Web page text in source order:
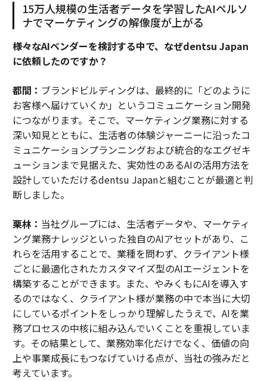
15万人規模の生活者データを学習したAIペルソ
ナでマーケティングの解像度が上がる
――様々なAIベンダーを検討する中で、なぜdentsu Japan
に依頼したのですか？
都間： ブランドビルディングは、最終的に「どのように
お客様へ届けていくか」というコミュニケーション開発
につながります。そこで、マーケティング業務に対する
深い知見とともに、生活者の体験ジャーニーに沿ったコ
ミュニケーションプランニングおよび統合的なエグゼキ
ューションまで見据えた、実効性のあるAIの活用方法を
設計していただけるdentsu Japanと組むことが最適と判
断しました。
栗林： 当社グループには、生活者データや、マーケティ
ング業務ナレッジといった独自のAIアセットがあり、こ
れらを活用することで、業種を問わず、クライアント様
ごとに最適化されたカスタマイズ型のAIエージェントを
構築することができます。また、やみくもにAIを導入す
るのではなく、クライアント様が業務の中で本当に大切
にしているポイントをしっかり理解したうえで、AIを業
務プロセスの中核に組み込んでいくことを重視していま
す。その結果として、業務効率化だけでなく、価値の向
上や事業成長にもつなげていける点が、当社の強みだと
考えています。